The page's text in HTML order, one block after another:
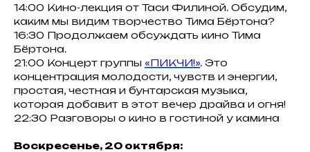
14:00 Кино-лекция от Таси Филиной. Обсудим,
каким мы видим творчество Тима Бёртона?
16:30 Продолжаем обсуждать кино Тима
Бёртона.
21:00 Концерт группы «ПИКЧИ!». Это
концентрация молодости, чувств и энергии,
простая, честная и бунтарская музыка,
которая добавит в этот вечер драйва и огня!
22:30 Разговоры о кино в гостиной у камина
Воскресенье, 20 октября: